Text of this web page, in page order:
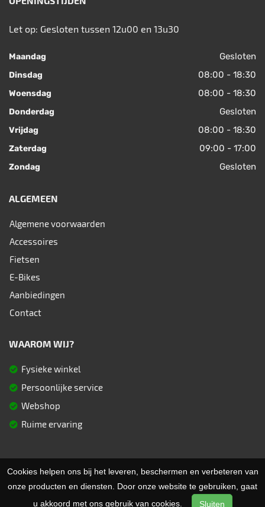
Let op: Gesloten tussen 12u00 en 13u30
Maandag Gesloten
Dinsdag 08:00 - 18:30
Woensdag 08:00 - 18:30
Donderdag Gesloten
Vrijdag 08:00 - 18:30
Zaterdag 09:00 - 17:00
Zondag Gesloten
ALGEMEEN
Algemene voorwaarden
Accessoires
Fietsen
E-Bikes
Aanbiedingen
Contact
WAAROM WIJ?
Fysieke winkel
Persoonlijke service
Webshop
Ruime ervaring
© 2026 Fietsen Aster. Ondersteund doorSitePack ®
Uw fietsspecialist in Berlare
Cookies helpen ons bij het leveren, beschermen en verbeteren van
onze producten en diensten. Door onze website te gebruiken, gaat
u akkoord met ons gebruik van cookies.
Sluiten